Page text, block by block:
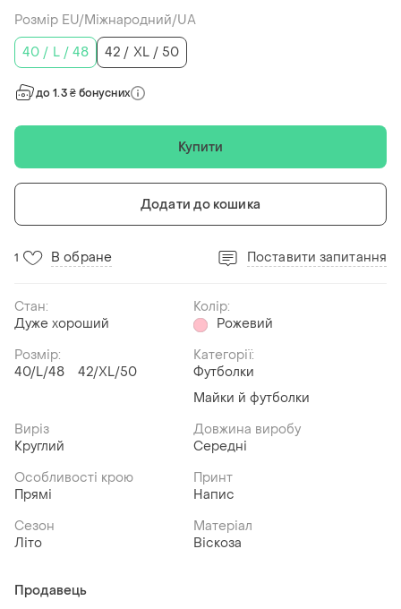
Розмір EU/Міжнародний/UA
40 / L / 48
42 / XL / 50
до 1.3 ₴ бонусних
Купити
Додати до кошика
1 В обране Поставити запитання
Стан:
Дуже хороший
Колір:
Рожевий
Розмір:
40/L/48
42/XL/50
Категорії:
Футболки
Майки й футболки
Виріз
Круглий
Довжина виробу
Середні
Особливості крою
Прямі
Принт
Напис
Сезон
Літо
Матеріал
Віскоза
Продавець